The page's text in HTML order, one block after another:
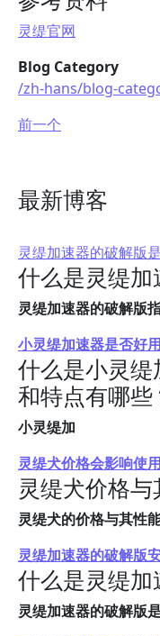
灵缇官网
Blog Category
/zh-hans/blog-
前一个
最新博客
灵缇加速器的破解版
什么是灵缇加
灵缇加速器的破解版
小灵缇加速器是否好
什么是小灵
和特点有哪些
小灵缇加
灵缇犬价格会影响使
灵缇犬价格
灵缇犬的价格与其性
灵缇加速器的破解版
什么是灵缇加
灵缇加速器的破解版